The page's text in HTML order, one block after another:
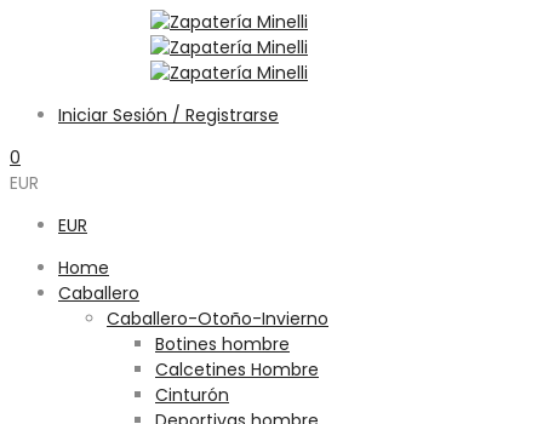
Iniciar Sesión / Registrarse
0
EUR
EUR
Home
Caballero
Caballero-Otoño-Invierno
Botines hombre
Calcetines Hombre
Cinturón